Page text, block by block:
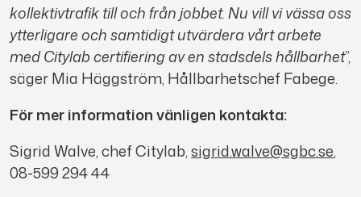
kollektivtrafik till och från jobbet. Nu vill vi vässa oss
ytterligare och samtidigt utvärdera vårt arbete
med Citylab certifiering av en stadsdels hållbarhet”,
säger Mia Häggström, Hållbarhetschef Fabege.
För mer information vänligen kontakta:
Sigrid Walve, chef Citylab,sigrid.walve@sgbc.se,
08-599 294 44